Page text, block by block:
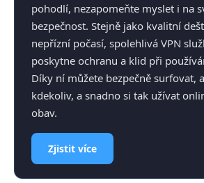
pohodlí, nezapomeňte myslet i na
bezpečnost. Stejně jako kvalitní
nepřízní počasí, spolehlivá VPN
poskytne ochranu a klid při
Díky ní můžete bezpečně surfovat,
kdekoliv, a snadno si tak užívat
obav.
Zjistit více